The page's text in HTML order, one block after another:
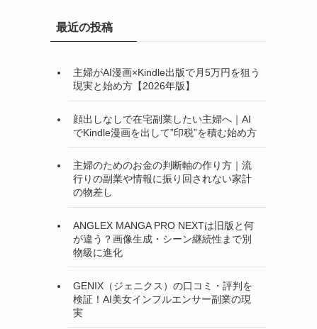
最近の投稿
主婦がAI漫画×Kindle出版で月5万円を狙う
現実と始め方【2026年版】
顔出しなしで在宅副業したい主婦へ｜AI
でKindle漫画を出して”印税”を積む始め方
主婦のためのお金の判断軸の作り方｜流
行りの副業や情報に振り回されない家計
の物差し
ANGLEX MANGA PRO NEXTは旧版と何
が違う？画像生成・シーン継続性まで別
物級に進化
GENIX（ジェニクス）の口コミ・評判を
検証！AI美女インフルエンサー副業の現
実